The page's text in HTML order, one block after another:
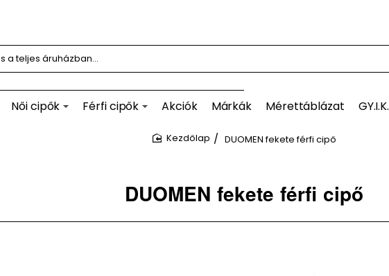
Női cipők Férfi cipők Akciók Márkák Mérettáblázat GY.I.K.
DUOMEN fekete férfi cipő
DUOMEN fekete férfi cipő